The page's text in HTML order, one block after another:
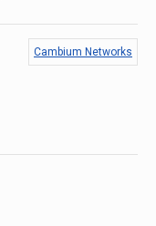
Cambium Networks